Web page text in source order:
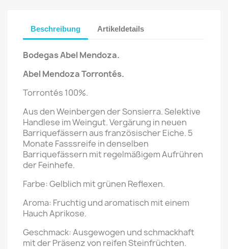
Beschreibung Artikeldetails
Bodegas Abel Mendoza.
Abel MendozaTorrontés.
Torrontés 100%.
Aus den Weinbergen der Sonsierra. Selektive
Handlese im Weingut. Vergärung in neuen
Barriquefässern aus französischer Eiche. 5
Monate Fasssreife in denselben
Barriquefässern mit regelmäßigem Aufrühren
der Feinhefe.
Farbe: Gelblich mit grünen Reflexen.
Aroma: Fruchtig und aromatisch mit einem
Hauch Aprikose.
Geschmack: Ausgewogen und schmackhaft
mit der Präsenz von reifen Steinfrüchten.